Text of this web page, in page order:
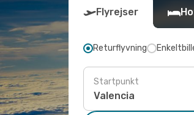
Flyrejser
Returflyvning
Startpunkt